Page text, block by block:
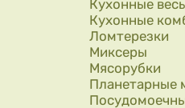
Кухонные
Кухонные
Ломтерезки
Миксеры
Мясорубки
Планетарные